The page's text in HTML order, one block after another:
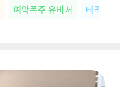
예약폭주 유비서 테라피